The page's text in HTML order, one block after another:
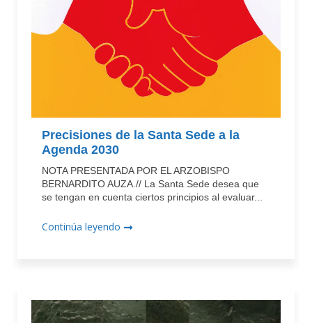
Precisiones de la Santa Sede a la
Agenda 2030
NOTA PRESENTADA POR EL ARZOBISPO
BERNARDITO AUZA.// La Santa Sede desea que
se tengan en cuenta ciertos principios al evaluar...
Continúa leyendo